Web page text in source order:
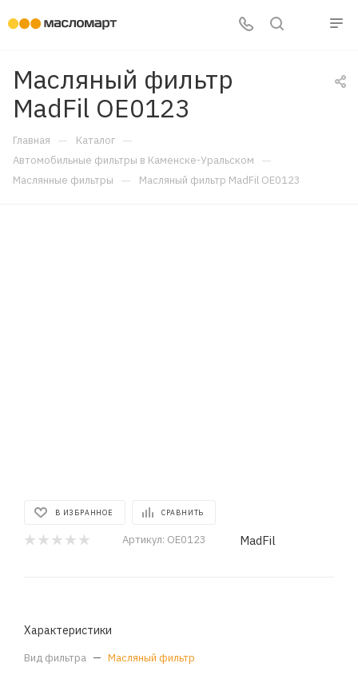
Масляный фильтр
MadFil OE0123
Главная — Каталог —
Автомобильные фильтры в Каменске-Уральском —
Маслянные фильтры — Масляный фильтр MadFil OE0123
В ИЗБРАННОЕ СРАВНИТЬ
Артикул: OE0123 MadFil
Характеристики
Вид фильтра — Масляный фильтр